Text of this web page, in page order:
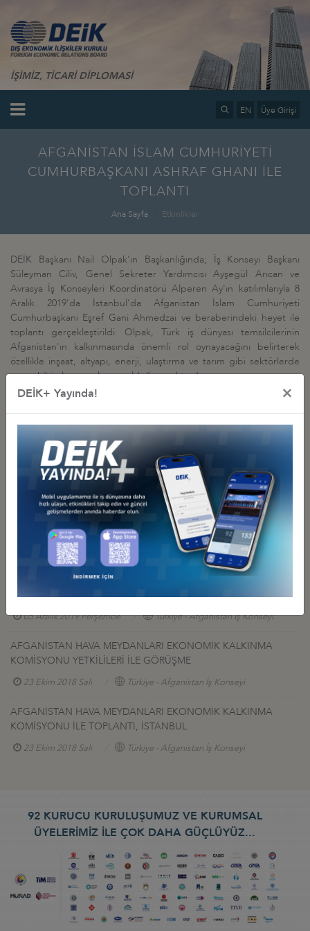
İŞİMİZ, TİCARİ DİPLOMASİ
EN Üye Girişi
AFGANİSTAN İSLAM CUMHURİYETİ
CUMHURBAŞKANI ASHRAF GHANI İLE
TOPLANTI
Ana Sayfa Etkinlikler
DEİK Başkanı Nail Olpak'ın Başkanlığında; İş Konseyi Başkanı
Süleyman Ciliv, Genel Sekreter Yardımcısı Ayşegül Arıcan ve
Avrasya İş Konseyleri Koordinatörü Alperen Ay'ın katılımlarıyla 8
Aralık 2019'da İstanbul‘da Afganistan İslam Cumhuriyeti
Cumhurbaşkanı Eşref Gani Ahmedzai ve beraberindeki heyet ile
toplantı gerçekleştirildi. Olpak, Türk iş dünyası temsilcilerinin
Afganistan'ın kalkınmasında önemli rol oynayacağını belirterek
özellikle inşaat, altyapı, enerji, ulaştırma ve tarım gibi sektörlerde
pay sahibi olma arzularının olduğunu aktardı.
İş Konseyi ile Alakalı Diğer Etkinlikler
DEİK, AFGANİSTAN BELH VİLAYETİ İŞ İNSANLARI HEYETİ İLE
TOPLANTI GERÇEKLEŞTİRDİ
25 Haziran 2026 Perşembe Türkiye - Afganistan İş Konseyi
AFGANİSTAN İŞ VE YATIRIM FIRSATLARI TOPLANTISI, İSTANBUL
05 Aralık 2019 Perşembe Türkiye - Afganistan İş Konseyi
AFGANİSTAN İŞ VE YATIRIM FIRSATLARI TOPLANTISI
05 Aralık 2019 Perşembe Türkiye - Afganistan İş Konseyi
AFGANİSTAN HAVA MEYDANLARI EKONOMİK KALKINMA
KOMİSYONU YETKİLİLERİ İLE GÖRÜŞME
23 Ekim 2018 Salı Türkiye - Afganistan İş Konseyi
AFGANİSTAN HAVA MEYDANLARI EKONOMİK KALKINMA
KOMİSYONU İLE TOPLANTI, İSTANBUL
23 Ekim 2018 Salı Türkiye - Afganistan İş Konseyi
92 KURUCU KURULUŞUMUZ VE KURUMSAL
ÜYELERİMİZ İLE ÇOK DAHA GÜÇLÜYÜZ...
DEİK+ Yayında! ×